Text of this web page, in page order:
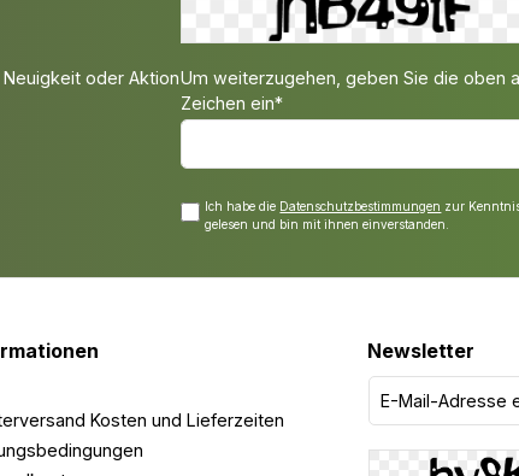
oder AktionUm weiterzugehen, geben Sie die oben
Zeichen ein*
Ich habe die Datenschutzbestimmungen zur
gelesen und bin mit ihnen einverstanden.
Kosten und Lieferzeiten
Newsletter